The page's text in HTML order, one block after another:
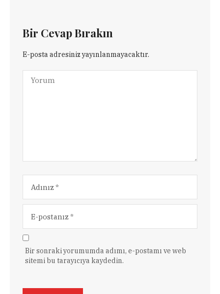
Bir Cevap Bırakın
E-posta adresiniz yayınlanmayacaktır.
Bir sonraki yorumumda adımı, e-postamı ve web
sitemi bu tarayıcıya kaydedin.